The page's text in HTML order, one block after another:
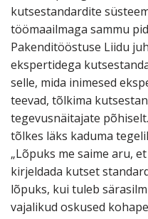
kutsestandardite
töömaailmaga sammu
Pakenditööstuse Liidu
ekspertidega
selle, mida inimesed
teevad, tõlkima
tegevusnäitajate
tõlkes läks kaduma
„Lõpuks me saime aru,
kirjeldada kutset
lõpuks, kui tuleb
vajalikud oskused